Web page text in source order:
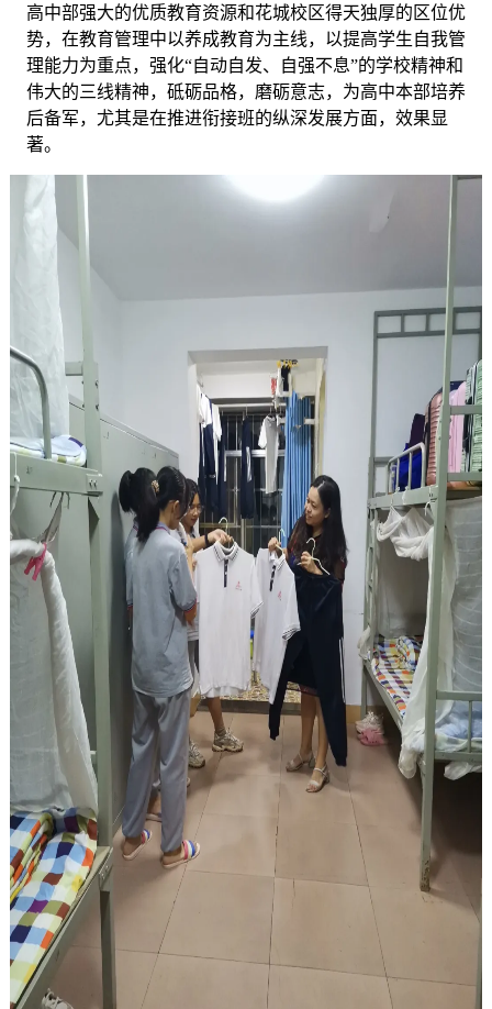
高中部强大的优质教育资源和花城校区得天独厚的区位优
势，在教育管理中以养成教育为主线，以提高学生自我管
理能力为重点，强化“自动自发、自强不息”的学校精神和
伟大的三线精神，砥砺品格，磨砺意志，为高中本部培养
后备军，尤其是在推进衔接班的纵深发展方面，效果显
著。